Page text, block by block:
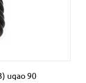
ugao 90